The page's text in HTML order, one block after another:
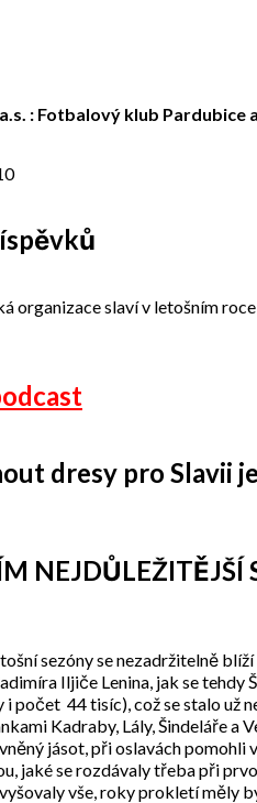
: Fotbalový klub Pardubice
organizace slaví v letošním
dresy pro Slavii
NEJDŮLEŽITĚJŠÍ
sezóny se nezadržitelně
Iljiče Lenina, jak se
počet 44 tisíc), což se stalo už
Kadraby, Lály, Šindeláře
jásot, při oslavách
jaké se rozdávaly třeba při
vše, roky prokletí měly